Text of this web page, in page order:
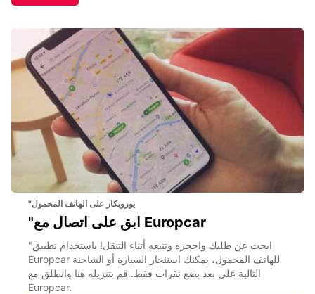
"يوروبكار على الهاتف المحمول
"ابق على اتصال مع Europcar
"ابحث عن طلبك واحجزه وتتبعه أثناء التنقل! باستخدام تطبيق
Europcar للهاتف المحمول، يمكنك استئجار السيارة أو الشاحنة
التالية على بعد بضع نقرات فقط. قم بتنزيله هنا وانطلق مع
Europcar.